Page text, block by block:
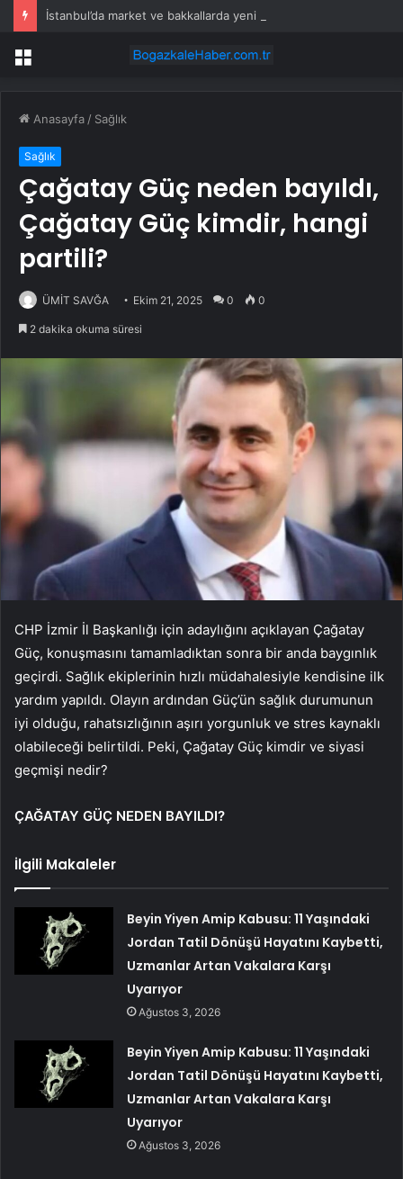
Menü
Anasayfa / Sağlık
Sağlık
Çağatay Güç neden bayıldı,
Çağatay Güç kimdir, hangi
partili?
ÜMİT SAVĞA Ekim 21, 2025 0 0
2 dakika okuma süresi
CHP İzmir İl Başkanlığı için adaylığını açıklayan Çağatay
Güç, konuşmasını tamamladıktan sonra bir anda baygınlık
geçirdi. Sağlık ekiplerinin hızlı müdahalesiyle kendisine ilk
yardım yapıldı. Olayın ardından Güç’ün sağlık durumunun
iyi olduğu, rahatsızlığının aşırı yorgunluk ve stres kaynaklı
olabileceği belirtildi. Peki, Çağatay Güç kimdir ve siyasi
geçmişi nedir?
ÇAĞATAY GÜÇ NEDEN BAYILDI?
İlgili Makaleler
Beyin Yiyen Amip Kabusu: 11 Yaşındaki
Jordan Tatil Dönüşü Hayatını Kaybetti,
Uzmanlar Artan Vakalara Karşı
Uyarıyor
Ağustos 3, 2026
Beyin Yiyen Amip Kabusu: 11 Yaşındaki
Jordan Tatil Dönüşü Hayatını Kaybetti,
Uzmanlar Artan Vakalara Karşı
Uyarıyor
Ağustos 3, 2026